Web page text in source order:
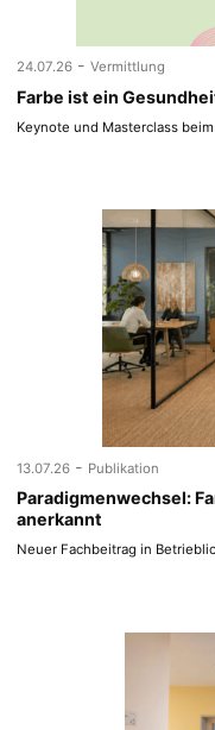
24.07.26 - Vermittlung
Farbe ist ein
Keynote und Masterclass
13.07.26 - Publikation
Paradigmenwechsel:
anerkannt
Neuer Fachbeitrag in